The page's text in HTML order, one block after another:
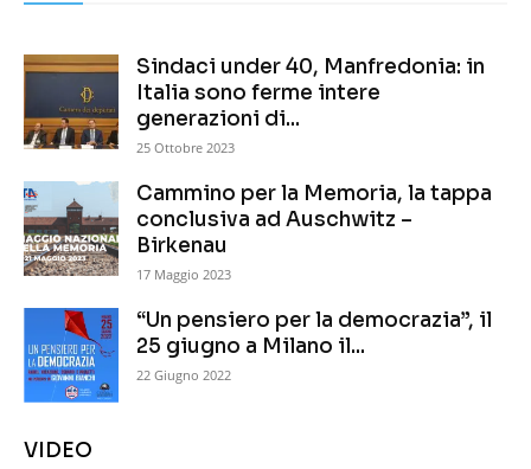
Sindaci under 40, Manfredonia: in
Italia sono ferme intere
generazioni di...
25 Ottobre 2023
Cammino per la Memoria, la tappa
conclusiva ad Auschwitz –
Birkenau
17 Maggio 2023
“Un pensiero per la democrazia”, il
25 giugno a Milano il...
22 Giugno 2022
VIDEO